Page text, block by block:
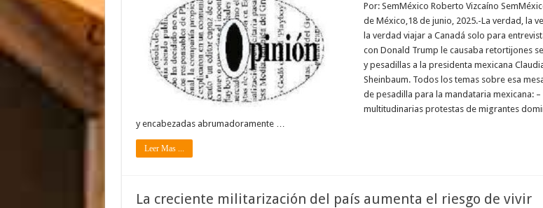
Por: SemMéxico Roberto Vizcaíno
de México,18 de junio, 2025.-La verdad, la
la verdad viajar a Canadá solo para
con Donald Trump le causaba retortijones
y pesadillas a la presidenta mexicana
Sheinbaum. Todos los temas sobre esa
de pesadilla para la mandataria
multitudinarias protestas de migrantes
y encabezadas abrumadoramente …
Leer Mas ...
La creciente militarización del país aumenta el riesgo de vivir